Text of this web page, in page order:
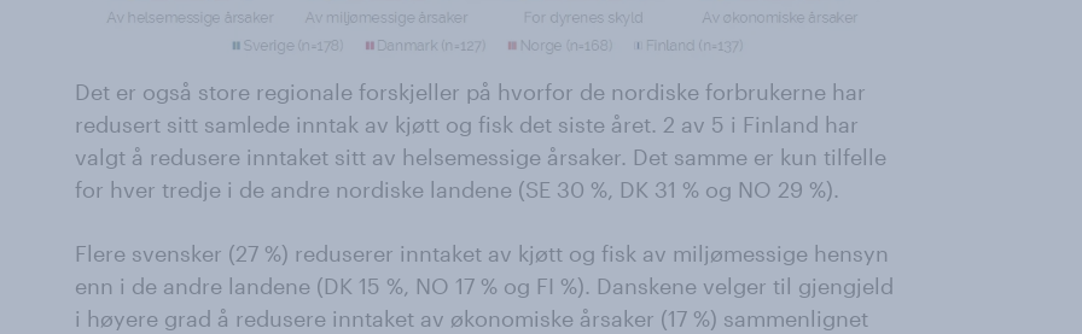
Det er også store regionale forskjeller på hvorfor de nordiske forbrukerne har
redusert sitt samlede inntak av kjøtt og fisk det siste året. 2 av 5 i Finland har
valgt å redusere inntaket sitt av helsemessige årsaker. Det samme er kun tilfelle
for hver tredje i de andre nordiske landene (SE 30 %, DK 31 % og NO 29 %).
Flere svensker (27 %) reduserer inntaket av kjøtt og fisk av miljømessige hensyn
enn i de andre landene (DK 15 %, NO 17 % og FI %). Danskene velger til gjengjeld
i høyere grad å redusere inntaket av økonomiske årsaker (17 %) sammenlignet